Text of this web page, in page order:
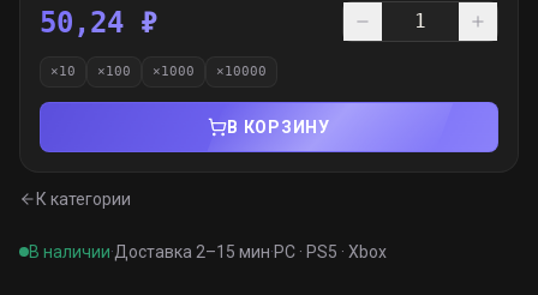
50,24 ₽
×10 ×100 ×1000 ×10000
В КОРЗИНУ
К категории
В наличии·Доставка 2–15 мин·PC · PS5 · Xbox